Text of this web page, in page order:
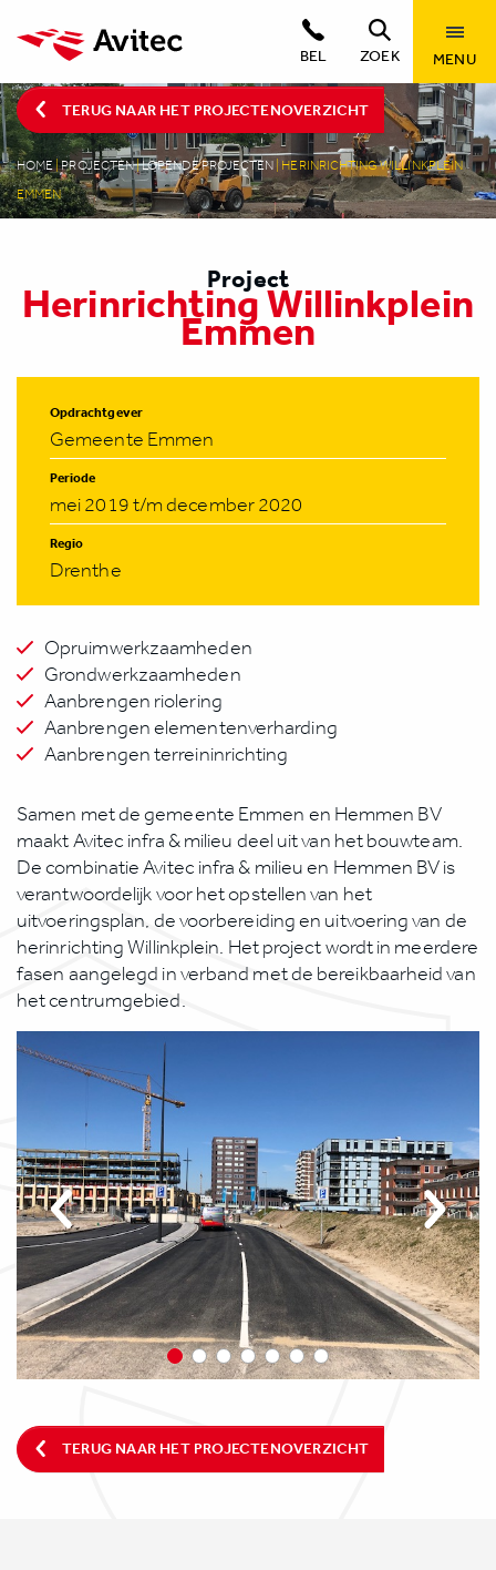
BEL ZOEK MENU
TERUG NAAR HET PROJECTENOVERZICHT
HOME|PROJECTEN|LOPENDE PROJECTEN HERINRICHTING WILLINKPLEIN
EMMEN
Project
Herinrichting Willinkplein
Emmen
Opdrachtgever
Gemeente Emmen
Periode
mei 2019 t/m december 2020
Regio
Drenthe
Opruimwerkzaamheden
Grondwerkzaamheden
Aanbrengen riolering
Aanbrengen elementenverharding
Aanbrengen terreininrichting
Samen met de gemeente Emmen en Hemmen BV
maakt Avitec infra & milieu deel uit van het bouwteam.
De combinatie Avitec infra & milieu en Hemmen BV is
verantwoordelijk voor het opstellen van het
uitvoeringsplan, de voorbereiding en uitvoering van de
herinrichting Willinkplein. Het project wordt in meerdere
fasen aangelegd in verband met de bereikbaarheid van
het centrumgebied.
TERUG NAAR HET PROJECTENOVERZICHT